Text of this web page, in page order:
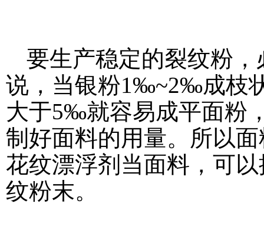
要生产稳定的裂纹粉
说，当银粉1‰~2‰成枝
大于5‰就容易成平面粉
制好面料的用量。所以
花纹漂浮剂当面料，可
纹粉末。